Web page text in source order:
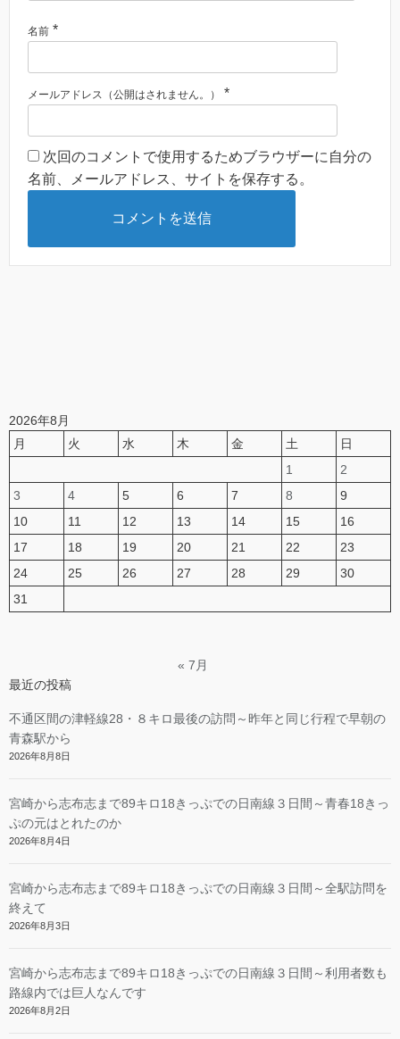
名前 *
メールアドレス（公開はされません。） *
次回のコメントで使用するためブラウザーに自分の
名前、メールアドレス、サイトを保存する。
2026年8月
月
火 水 木 金 土
日
1
2
3
4 5 6 7 8
9
10
11 12 13 14 15
16
17
18 19 20 21 22
23
24
25 26 27 28 29
30
31
« 7月
最近の投稿
不通区間の津軽線28・８キロ最後の訪問～昨年と同じ行程で早朝の
青森駅から
2026年8月8日
宮崎から志布志まで89キロ18きっぷでの日南線３日間～青春18きっ
ぷの元はとれたのか
2026年8月4日
宮崎から志布志まで89キロ18きっぷでの日南線３日間～全駅訪問を
終えて
2026年8月3日
宮崎から志布志まで89キロ18きっぷでの日南線３日間～利用者数も
路線内では巨人なんです
2026年8月2日